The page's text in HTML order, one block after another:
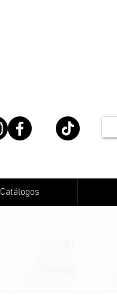
Catálogos